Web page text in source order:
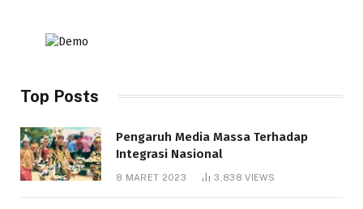
Top Posts
Pengaruh Media Massa Terhadap
Integrasi Nasional
8 MARET 2023 3,838VIEWS